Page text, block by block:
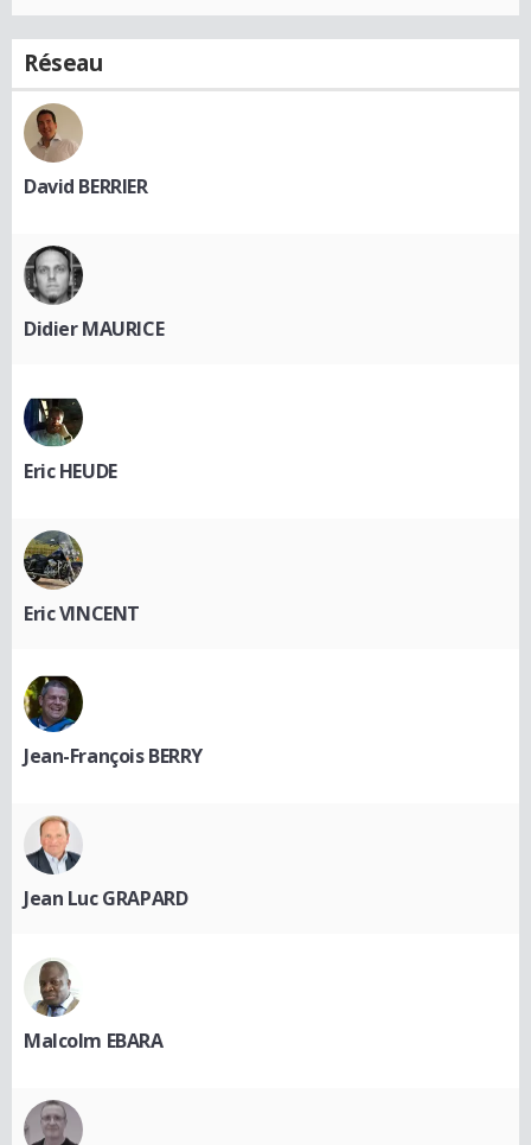
Réseau
David BERRIER
Didier MAURICE
Eric HEUDE
Eric VINCENT
Jean-François BERRY
Jean Luc GRAPARD
Malcolm EBARA